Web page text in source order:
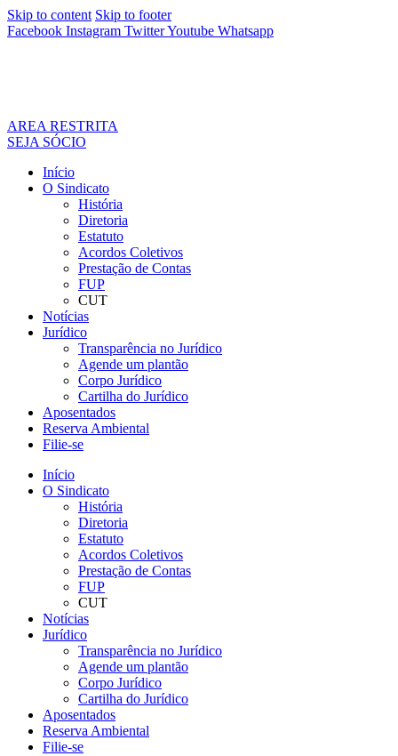
Skip to content Skip to footer
Facebook Instagram TwitterYoutube Whatsapp
AREA RESTRITA
SEJA SÓCIO
Início
O Sindicato
História
Diretoria
Estatuto
Acordos Coletivos
Prestação de Contas
FUP
CUT
Notícias
Jurídico
Transparência no Jurídico
Agende um plantão
Corpo Jurídico
Cartilha do Jurídico
Aposentados
Reserva Ambiental
Filie-se
Início
O Sindicato
História
Diretoria
Estatuto
Acordos Coletivos
Prestação de Contas
FUP
CUT
Notícias
Jurídico
Transparência no Jurídico
Agende um plantão
Corpo Jurídico
Cartilha do Jurídico
Aposentados
Reserva Ambiental
Filie-se